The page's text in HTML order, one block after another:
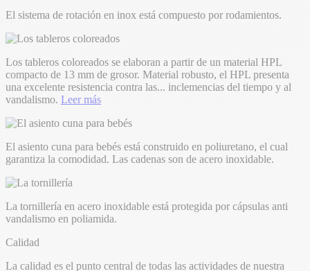
El sistema de rotación en inox está compuesto por rodamientos.
Los tableros coloreados se elaboran a partir de un material HPL
compacto de 13 mm de grosor. Material robusto, el HPL presenta
una excelente resistencia contra las... inclemencias del tiempo y al
vandalismo. Leer más
El asiento cuna para bebés está construido en poliuretano, el cual
garantiza la comodidad. Las cadenas son de acero inoxidable.
La tornillería en acero inoxidable está protegida por cápsulas anti
vandalismo en poliamida.
Calidad
La calidad es el punto central de todas las actividades de nuestra